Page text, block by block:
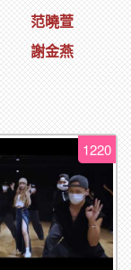
范曉萱
謝金燕
1220